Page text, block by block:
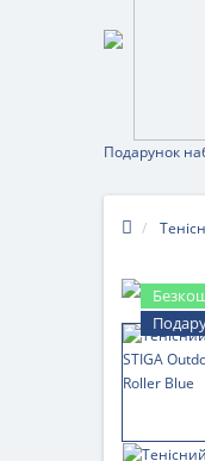
Подарунок